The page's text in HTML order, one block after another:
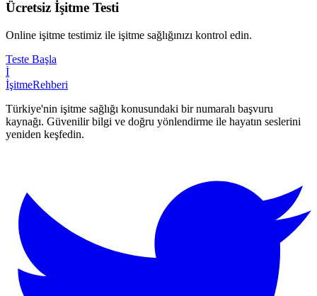
Ücretsiz İşitme Testi
Online işitme testimiz ile işitme sağlığınızı kontrol edin.
Teste Başla
İ
İşitmeRehberi
Türkiye'nin işitme sağlığı konusundaki bir numaralı başvuru
kaynağı. Güvenilir bilgi ve doğru yönlendirme ile hayatın seslerini
yeniden keşfedin.